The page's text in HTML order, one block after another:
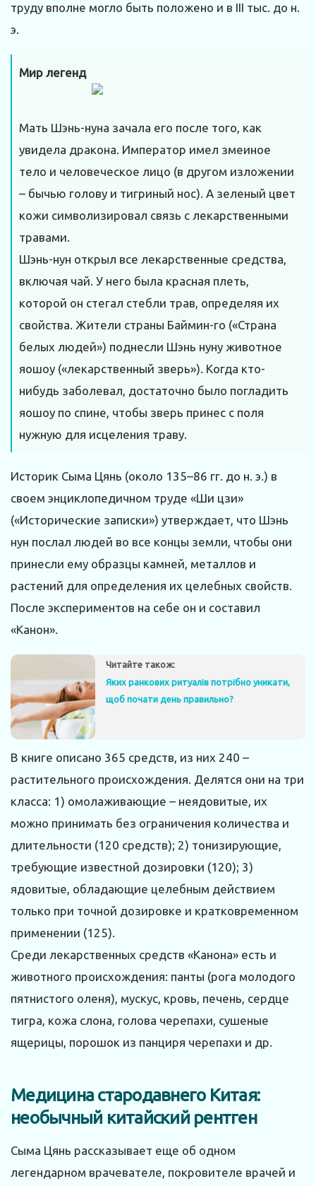
труду вполне могло быть положено и в III тыс. до н.
э.
Мир легенд
Мать Шэнь-нуна зачала его после того, как
увидела дракона. Император имел змеиное
тело и человеческое лицо (в другом изложении
– бычью голову и тигриный нос). А зеленый цвет
кожи символизировал связь с лекарственными
травами.
Шэнь-нун открыл все лекарственные средства,
включая чай. У него была красная плеть,
которой он стегал стебли трав, определяя их
свойства. Жители страны Баймин-го («Страна
белых людей») поднесли Шэнь нуну животное
яошоу («лекарственный зверь»). Когда кто-
нибудь заболевал, достаточно было погладить
яошоу по спине, чтобы зверь принес с поля
нужную для исцеления траву.
Историк Сыма Цянь (около 135–86 гг. до н. э.) в
своем энциклопедичном труде «Ши цзи»
(«Исторические записки») утверждает, что Шэнь
нун послал людей во все концы земли, чтобы они
принесли ему образцы камней, металлов и
растений для определения их целебных свойств.
После экспериментов на себе он и составил
«Канон».
Читайте також:
Яких ранкових ритуалів потрібно уникати,
щоб почати день правильно?
В книге описано 365 средств, из них 240 –
растительного происхождения. Делятся они на три
класса: 1) омолаживающие – неядовитые, их
можно принимать без ограничения количества и
длительности (120 средств); 2) тонизирующие,
требующие известной дозировки (120); 3)
ядовитые, обладающие целебным действием
только при точной дозировке и кратковременном
применении (125).
Среди лекарственных средств «Канона» есть и
животного происхождения: панты (рога молодого
пятнистого оленя), мускус, кровь, печень, сердце
тигра, кожа слона, голова черепахи, сушеные
ящерицы, порошок из панциря черепахи и др.
Медицина стародавнего Китая:
необычный китайский рентген
Сыма Цянь рассказывает еще об одном
легендарном врачевателе, покровителе врачей и